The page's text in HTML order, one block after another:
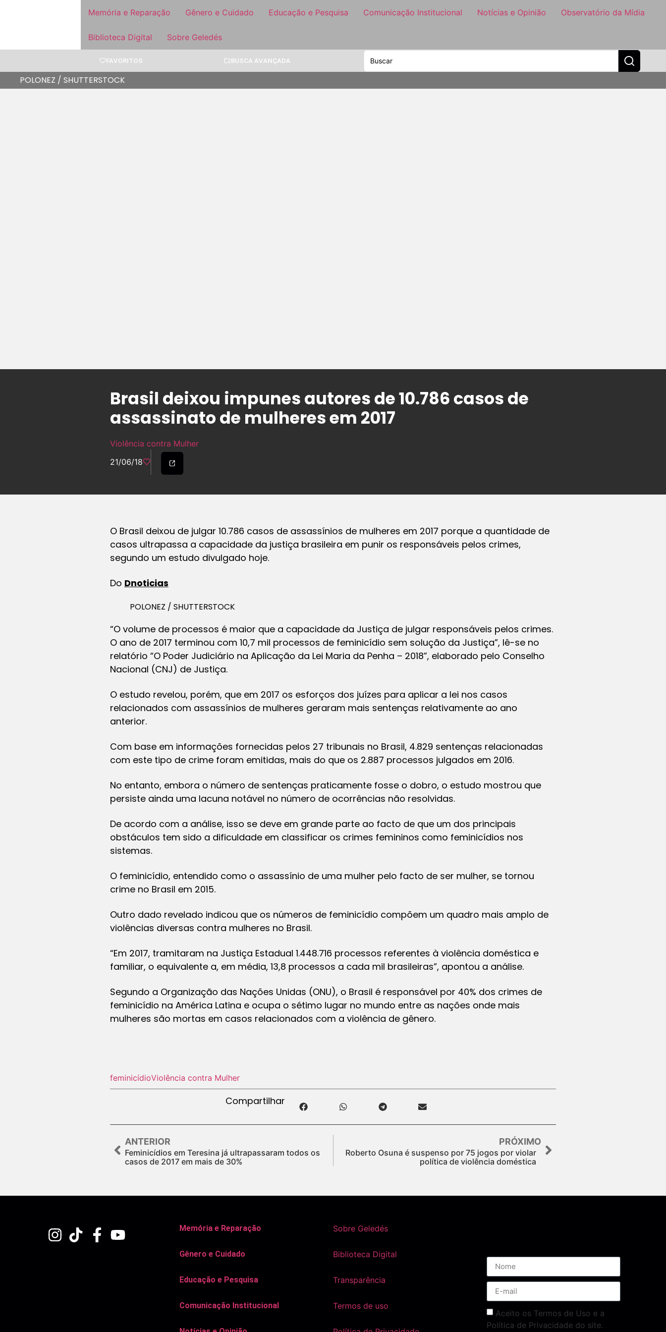
Memória e Reparação Gênero e Cuidado Educação e Pesquisa Comunicação Institucional Notícias e Opinião Observatório da Mídia
Biblioteca Digital Sobre Geledés
FAVORITOS BUSCA AVANÇADA
POLONEZ / SHUTTERSTOCK
Brasil deixou impunes autores de 10.786 casos de
assassinato de mulheres em 2017
Violência contra Mulher
21/06/18
O Brasil deixou de julgar 10.786 casos de assassínios de mulheres em 2017 porque a quantidade de
casos ultrapassa a capacidade da justiça brasileira em punir os responsáveis pelos crimes,
segundo um estudo divulgado hoje.
Do Dnoticias
POLONEZ / SHUTTERSTOCK
“O volume de processos é maior que a capacidade da Justiça de julgar responsáveis pelos crimes.
O ano de 2017 terminou com 10,7 mil processos de feminicídio sem solução da Justiça”, lê-se no
relatório “O Poder Judiciário na Aplicação da Lei Maria da Penha – 2018”, elaborado pelo Conselho
Nacional (CNJ) de Justiça.
O estudo revelou, porém, que em 2017 os esforços dos juízes para aplicar a lei nos casos
relacionados com assassínios de mulheres geraram mais sentenças relativamente ao ano
anterior.
Com base em informações fornecidas pelos 27 tribunais no Brasil, 4.829 sentenças relacionadas
com este tipo de crime foram emitidas, mais do que os 2.887 processos julgados em 2016.
No entanto, embora o número de sentenças praticamente fosse o dobro, o estudo mostrou que
persiste ainda uma lacuna notável no número de ocorrências não resolvidas.
De acordo com a análise, isso se deve em grande parte ao facto de que um dos principais
obstáculos tem sido a dificuldade em classificar os crimes femininos como feminicídios nos
sistemas.
O feminicídio, entendido como o assassínio de uma mulher pelo facto de ser mulher, se tornou
crime no Brasil em 2015.
Outro dado revelado indicou que os números de feminicídio compõem um quadro mais amplo de
violências diversas contra mulheres no Brasil.
“Em 2017, tramitaram na Justiça Estadual 1.448.716 processos referentes à violência doméstica e
familiar, o equivalente a, em média, 13,8 processos a cada mil brasileiras”, apontou a análise.
Segundo a Organização das Nações Unidas (ONU), o Brasil é responsável por 40% dos crimes de
feminicídio na América Latina e ocupa o sétimo lugar no mundo entre as nações onde mais
mulheres são mortas em casos relacionados com a violência de gênero.
feminicídioViolência contra Mulher
Compartilhar
ANTERIOR
Feminicídios em Teresina já ultrapassaram todos os
casos de 2017 em mais de 30%
PRÓXIMO
Roberto Osuna é suspenso por 75 jogos por violar
política de violência doméstica
Memória e Reparação
Gênero e Cuidado
Educação e Pesquisa
Comunicação Institucional
Sobre Geledés
Biblioteca Digital
Transparência
Termos de uso
Aceito os Termos de Uso e a
Política de Privacidade do site.